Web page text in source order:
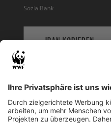
SozialBank
IBAN KOPIEREN
WWF Deutschland